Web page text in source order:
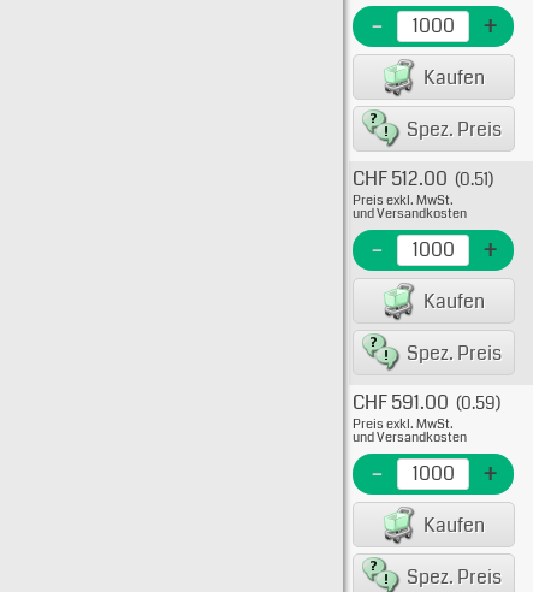
EME
- +
Kaufen
Spez. Preis
Typ:
EME
CHF 512.00 (0.51)
Preis exkl. MwSt.
und Versandkosten
- +
Kaufen
Spez. Preis
Typ:
EME
CHF 591.00 (0.59)
Preis exkl. MwSt.
und Versandkosten
- +
Kaufen
Spez. Preis